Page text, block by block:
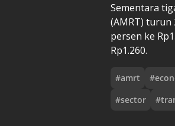
Sementara
(AMRT) turun
persen ke
Rp1.260.
#amrt #
#sector #